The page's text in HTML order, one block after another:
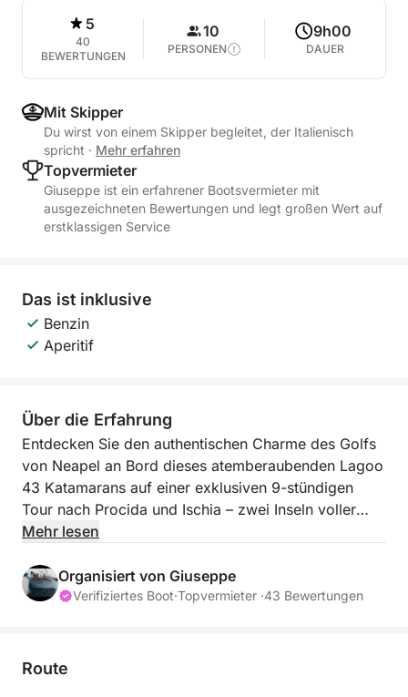
5
40
BEWERTUNGEN
10
PERSONEN
9h00
DAUER
Mit Skipper
Du wirst von einem Skipper begleitet, der Italienisch
spricht · Mehr erfahren
Topvermieter
Giuseppe ist ein erfahrener Bootsvermieter mit
ausgezeichneten Bewertungen und legt großen Wert auf
erstklassigen Service
Das ist inklusive
Benzin
Aperitif
Über die Erfahrung
Entdecken Sie den authentischen Charme des Golfs
von Neapel an Bord dieses atemberaubenden Lagoo
43 Katamarans auf einer exklusiven 9-stündigen
Tour nach Procida und Ischia – zwei Inseln voller
Farbenpracht, kristallklarem Wasser und
Diese Tour startet um 9:00 Uhr in Marina di Procida
idyllischer Dörfer. Entlang der Küsten von Procida
Mehr lesen
Organisiert von Giuseppe
Verifiziertes Boot·Topvermieter ·43 Bewertungen
Route